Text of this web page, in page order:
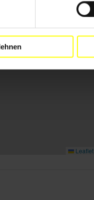
Leaflet